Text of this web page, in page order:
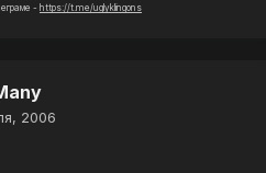
- https://t.me/uglyklingons
2006